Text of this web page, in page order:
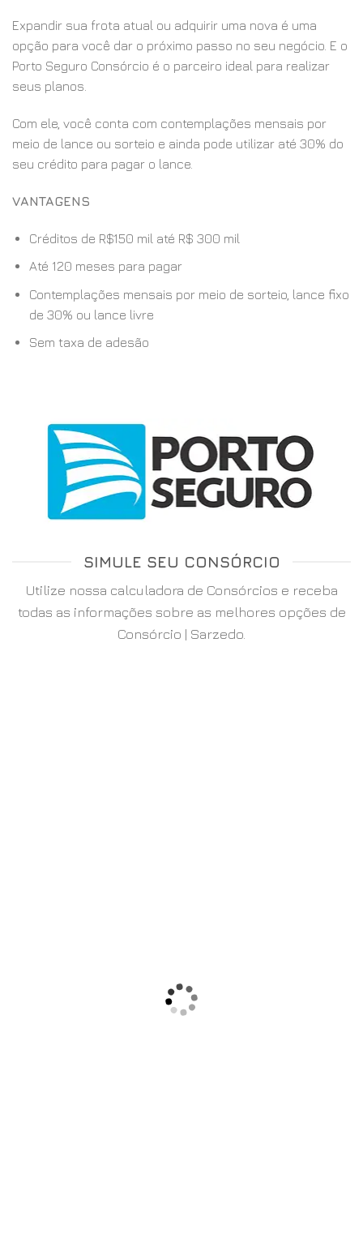
Expandir sua frota atual ou adquirir uma nova é uma
opção para você dar o próximo passo no seu negócio. E o
Porto Seguro Consórcio é o parceiro ideal para realizar
seus planos.
Com ele, você conta com contemplações mensais por
meio de lance ou sorteio e ainda pode utilizar até 30% do
seu crédito para pagar o lance.
VANTAGENS
Créditos de R$150 mil até R$ 300 mil
Até 120 meses para pagar
Contemplações mensais por meio de sorteio, lance fixo
de 30% ou lance livre
Sem taxa de adesão
SIMULE SEU CONSÓRCIO
Utilize nossa calculadora de Consórcios e receba
todas as informações sobre as melhores opções de
Consórcio | Sarzedo.